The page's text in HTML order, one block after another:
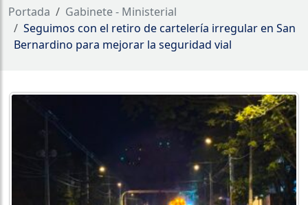
Portada
Gabinete - Ministerial
Seguimos con el retiro de cartelería irregular en San
Bernardino para mejorar la seguridad vial